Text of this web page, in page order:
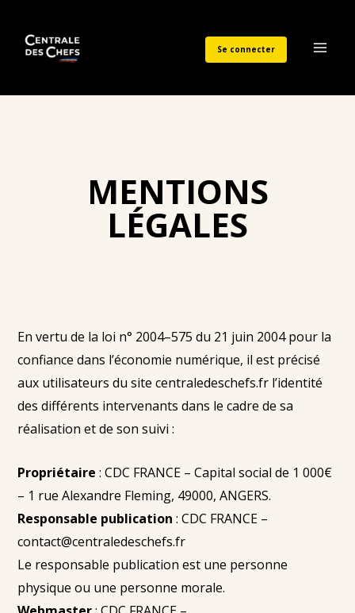
contenu
Se connecter
MENTIONS
LÉGALES
En vertu de la loi n° 2004–575 du 21 juin 2004 pour la
confiance dans l’économie numérique, il est précisé
aux utilisateurs du site centraledeschefs.fr l’identité
des différents intervenants dans le cadre de sa
réalisation et de son suivi :
Propriétaire : CDC FRANCE – Capital social de 1 000€
– 1 rue Alexandre Fleming, 49000, ANGERS.
Responsable publication : CDC FRANCE –
contact@centraledeschefs.fr
Le responsable publication est une personne
physique ou une personne morale.